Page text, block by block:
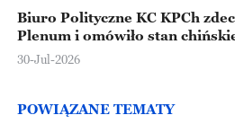
Biuro Polityczne KC KPCh
Plenum i omówiło stan
30-Jul-2026
POWIĄZANE TEMATY